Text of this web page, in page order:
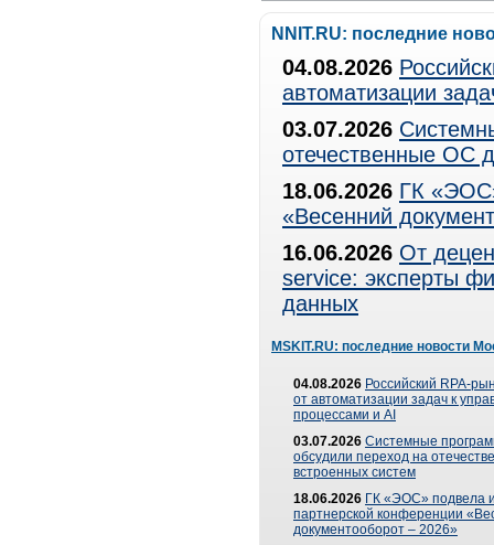
NNIT.RU: последние
04.08.2026
автоматизации
03.07.2026
отечественные ОС
18.06.2026 ГК
«Весенний
16.06.2026 От
service: эксперты
данных
MSKIT.RU: последние новости
04.08.2026 Российский RPA-
от автоматизации задач к
процессами и AI
03.07.2026 Системные
обсудили переход на
встроенных систем
18.06.2026 ГК «ЭОС» подвела
партнерской конференции
документооборот – 2026»